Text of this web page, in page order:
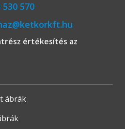
530 570
értékesítés az
ábrák